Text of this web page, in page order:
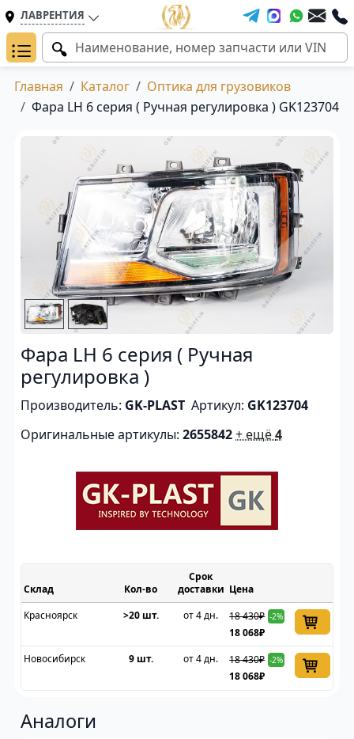
ЛАВРЕНТИЯ
Главная Каталог
Оптика для грузовиков
Фара LH 6 серия ( Ручная регулировка ) GK123704
Фара LH 6 серия ( Ручная
регулировка )
Производитель: GK-PLAST Артикул: GK123704
Оригинальные артикулы: 2655842+ ещё4
Склад
Срок
доставки Цена
Красноярск
>20 шт. от 4 дн. 18 430₽ -2%
18 068₽
Новосибирск
9 шт. от 4 дн. 18 430₽ -2%
18 068₽
Аналоги